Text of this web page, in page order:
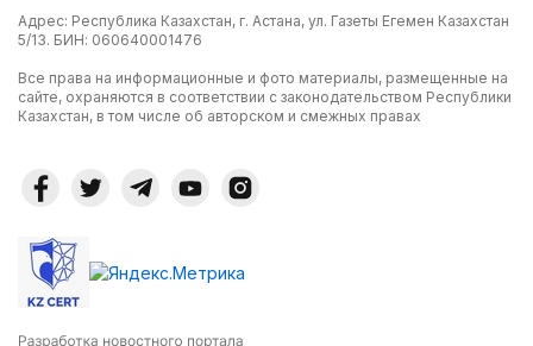
Адрес: Республика Казахстан, г. Астана, ул. Газеты Егемен Казахстан
5/13. БИН: 060640001476
Все права на информационные и фото материалы, размещенные на
сайте, охраняются в соответствии с законодательством Республики
Казахстан, в том числе об авторском и смежных правах